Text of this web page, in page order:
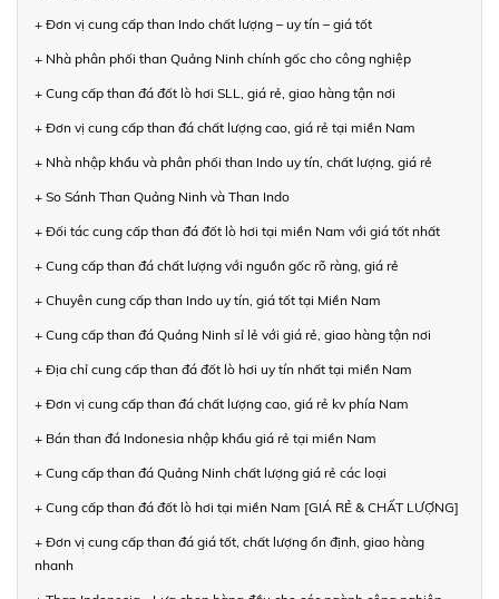
+ Đơn vị cung cấp than Indo chất lượng – uy tín – giá tốt
+ Nhà phân phối than Quảng Ninh chính gốc cho công nghiệp
+ Cung cấp than đá đốt lò hơi SLL, giá rẻ, giao hàng tận nơi
+ Đơn vị cung cấp than đá chất lượng cao, giá rẻ tại miền Nam
+ Nhà nhập khẩu và phân phối than Indo uy tín, chất lượng, giá rẻ
+ So Sánh Than Quảng Ninh và Than Indo
+ Đối tác cung cấp than đá đốt lò hơi tại miền Nam với giá tốt nhất
+ Cung cấp than đá chất lượng với nguồn gốc rõ ràng, giá rẻ
+ Chuyên cung cấp than Indo uy tín, giá tốt tại Miền Nam
+ Cung cấp than đá Quảng Ninh sỉ lẻ với giá rẻ, giao hàng tận nơi
+ Địa chỉ cung cấp than đá đốt lò hơi uy tín nhất tại miền Nam
+ Đơn vị cung cấp than đá chất lượng cao, giá rẻ kv phía Nam
+ Bán than đá Indonesia nhập khẩu giá rẻ tại miền Nam
+ Cung cấp than đá Quảng Ninh chất lượng giá rẻ các loại
+ Cung cấp than đá đốt lò hơi tại miền Nam [GIÁ RẺ & CHẤT LƯỢNG]
+ Đơn vị cung cấp than đá giá tốt, chất lượng ổn định, giao hàng
nhanh